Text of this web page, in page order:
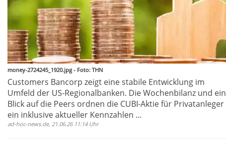
money-2724245_1920.jpg - Foto: THN
Customers Bancorp zeigt eine stabile Entwicklung im
Umfeld der US-Regionalbanken. Die Wochenbilanz und ein
Blick auf die Peers ordnen die CUBI-Aktie für Privatanleger
ein inklusive aktueller Kennzahlen ...
ad-hoc-news.de, 21.06.26 11:14 Uhr